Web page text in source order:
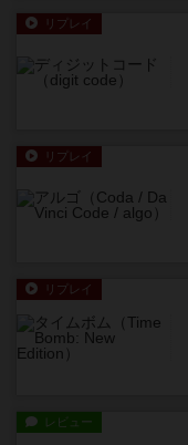
リプレイ
リプレイ
リプレイ
レビュー